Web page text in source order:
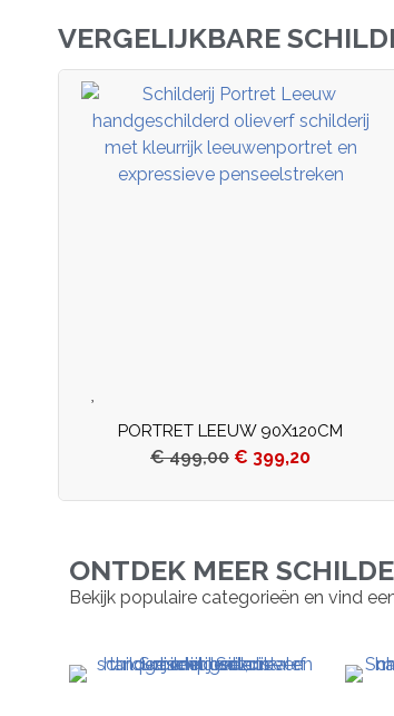
VERGELIJKBARE
PORTRET LEEUW 90X120CM
€499,00 € 399,20
ONTDEK MEER
Bekijk populaire categorieën en vind